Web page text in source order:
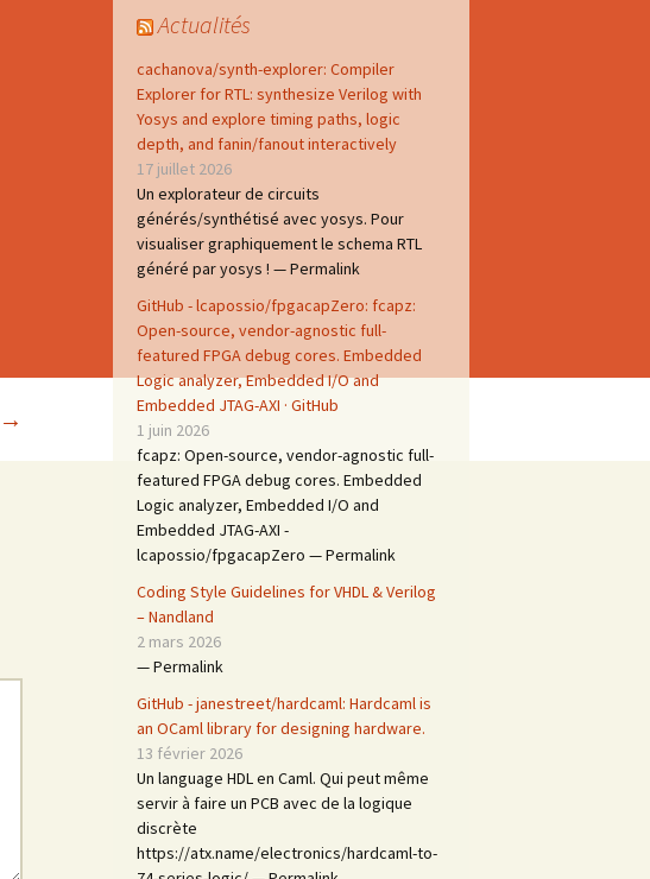
→
Actualités
cachanova/synth-explorer: Compiler
Explorer for RTL: synthesize Verilog with
Yosys and explore timing paths, logic
depth, and fanin/fanout interactively
17 juillet 2026
Un explorateur de circuits
générés/synthétisé avec yosys. Pour
visualiser graphiquement le schema RTL
généré par yosys ! — Permalink
GitHub - lcapossio/fpgacapZero: fcapz:
Open-source, vendor-agnostic full-
featured FPGA debug cores. Embedded
Logic analyzer, Embedded I/O and
Embedded JTAG-AXI · GitHub
1 juin 2026
fcapz: Open-source, vendor-agnostic full-
featured FPGA debug cores. Embedded
Logic analyzer, Embedded I/O and
Embedded JTAG-AXI -
lcapossio/fpgacapZero — Permalink
Coding Style Guidelines for VHDL & Verilog
– Nandland
2 mars 2026
— Permalink
GitHub - janestreet/hardcaml: Hardcaml is
an OCaml library for designing hardware.
13 février 2026
Un language HDL en Caml. Qui peut même
servir à faire un PCB avec de la logique
discrète
https://atx.name/electronics/hardcaml-to-